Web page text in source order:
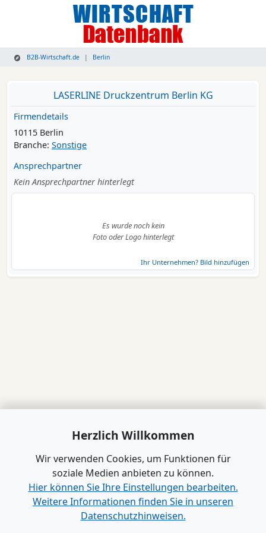
B2B-Wirtschaft.de Berlin
LASERLINE Druckzentrum Berlin KG
Firmendetails
10115 Berlin
Branche: Sonstige
Ansprechpartner
Kein Ansprechpartner hinterlegt
Es wurde noch kein
Foto oder Logo hinterlegt
Ihr Unternehmen? Bild hinzufügen
Herzlich Willkommen
Wir verwenden Cookies, um Funktionen für
soziale Medien anbieten zu können.
Hier können Sie Ihre Einstellungen bearbeiten.
Weitere Informationen finden Sie in unseren
Datenschutzhinweisen.